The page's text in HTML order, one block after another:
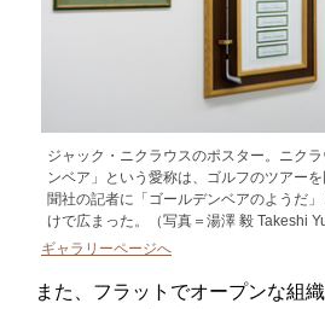
ジャック・ニクラウスのポスター。ニク
ンベア」という愛称は、ゴルフのツアー
聞社の記者に「ゴールデンベアのようだ
けで広まった。（写真＝湯澤 毅 Takeshi
ギャラリーページへ
また、フラットでオープンな組